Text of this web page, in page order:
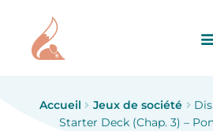
Accueil Jeux de société
Starter Deck (Chap. 3) –